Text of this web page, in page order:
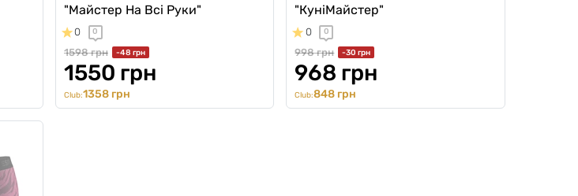
"Майстер На Всі Руки"
0 0
1598 грн -48 грн
1550 грн
Club:1358 грн
"КуніМайстер"
0 0
998 грн -30 грн
968 грн
Club:848 грн